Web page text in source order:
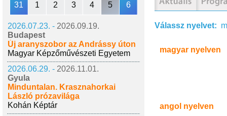
31 1 2 3 4 5 6
2026.07.23. - 2026.09.19.
Budapest
Új aranyszobor az Andrássy úton
Magyar Képzőművészeti Egyetem
2026.06.29. - 2026.11.01.
Gyula
Minduntalan. Krasznahorkai
László prózavilága
Kohán Képtár
Válassz nyelvet:
magyar nyelven
angol nyelven